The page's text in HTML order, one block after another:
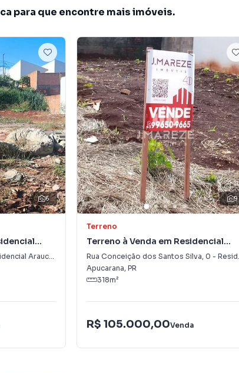
para que encontre mais imóveis.
6
Araucária
9
Terreno
Terreno à Venda em Residencial
Araucária
Rua Conceição dos Santos Silva, 0 - Residencial Araucária
Apucarana, PR
318m²
R$ 105.000,00Venda